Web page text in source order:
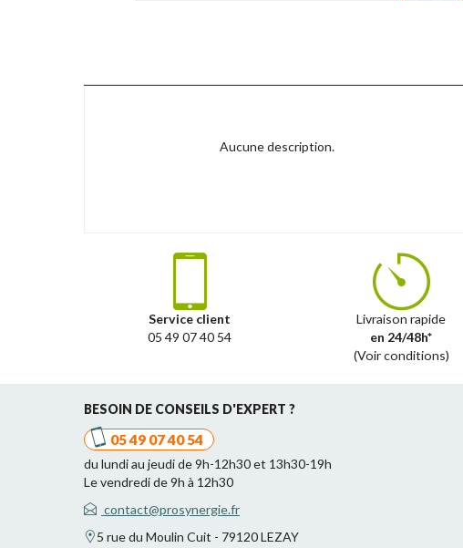
Aucune description.
Service client
05 49 07 40 54
Livraison rapide
en 24/48h*
(Voir conditions)
BESOIN DE CONSEILS D'EXPERT ?
05 49 07 40 54
du lundi au jeudi de 9h-12h30 et 13h30-19h
Le vendredi de 9h à 12h30
contact@prosynergie.fr
5 rue du Moulin Cuit - 79120 LEZAY